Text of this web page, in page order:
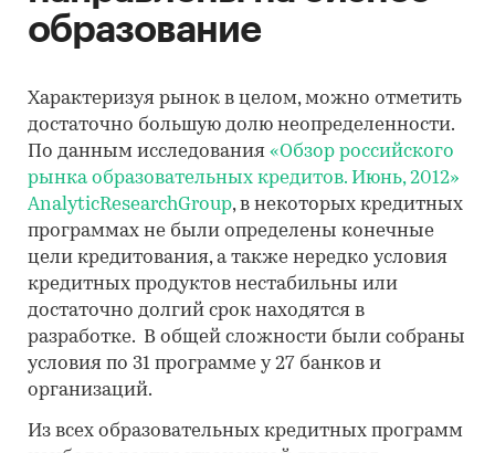
образование
Характеризуя рынок в целом, можно отметить
достаточно большую долю неопределенности.
По данным исследования «Обзор российского
рынка образовательных кредитов. Июнь, 2012»
AnalytiсResearchGroup, в некоторых кредитных
программах не были определены конечные
цели кредитования, а также нередко условия
кредитных продуктов нестабильны или
достаточно долгий срок находятся в
разработке. В общей сложности были собраны
условия по 31 программе у 27 банков и
организаций.
Из всех образовательных кредитных программ